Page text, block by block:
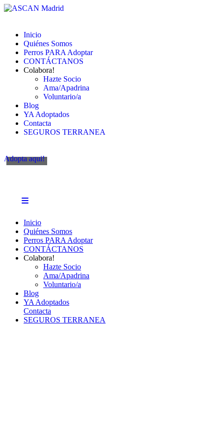
Inicio
Quiénes Somos
Perros PARA Adoptar
CONTÁCTANOS
Colabora!
Hazte Socio
Ama/Apadrina
Voluntario/a
Blog
YA Adoptados
Contacta
SEGUROS TERRANEA
Adopta aqui!
Inicio
Quiénes Somos
Perros PARA Adoptar
CONTÁCTANOS
Colabora!
Hazte Socio
Ama/Apadrina
Voluntario/a
Blog
YA Adoptados
Contacta
SEGUROS TERRANEA